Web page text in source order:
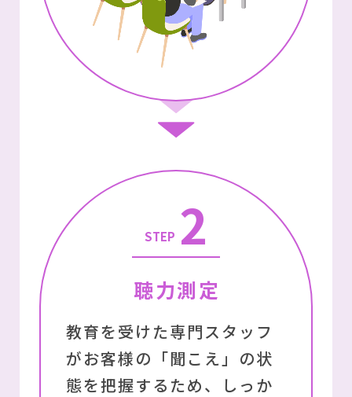
STEP 2
聴⼒測定
教育を受けた専⾨スタッフ
がお客様の「聞こえ」の状
態を把握するため、しっか